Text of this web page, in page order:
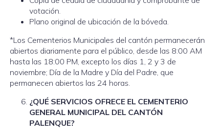
votación.
Plano original de ubicación de la bóveda.
*Los Cementerios Municipales del cantón permanecerán
abiertos diariamente para el público, desde las 8:00 AM
hasta las 18:00 PM, excepto los días 1, 2 y 3 de
noviembre; Día de la Madre y Día del Padre, que
permanecen abiertos las 24 horas.
¿QUÉ SERVICIOS OFRECE EL CEMENTERIO
GENERAL MUNICIPAL DEL CANTÓN
PALENQUE?